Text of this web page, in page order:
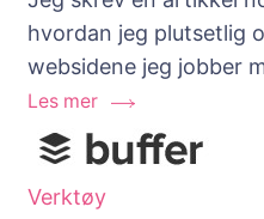
med
min
hvordan jeg plutsetlig
websidene jeg jobber
Les mer
Verktøy